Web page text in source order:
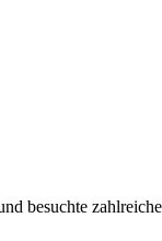
besuchte